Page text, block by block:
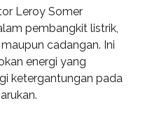
Leroy Somer
pembangkit listrik,
cadangan. Ini
energi yang
ketergantungan pada